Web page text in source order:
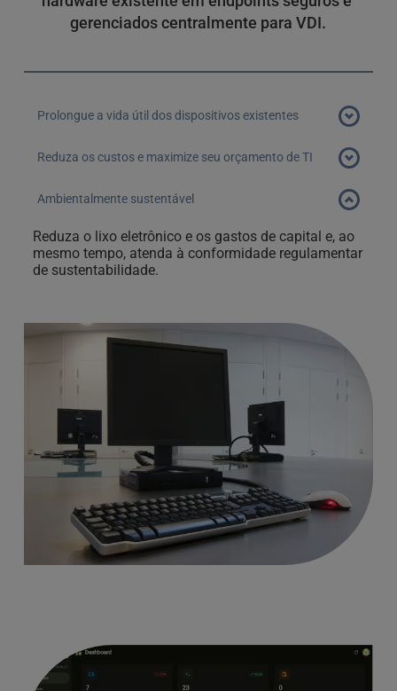
gerenciados centralmente para VDI.
Prolongue a vida útil dos dispositivos existentes
Instale o ResoluteOS em dispositivos com apenas 2 GB
anos mais produtivos como clientes de endpoint de alto
Reduza os custos e maximize seu orçamento de TI
Adapte a infraestrutura de hardware existente e
economize recursos de capital valiosos que podem
ser usados em outros projetos. A baixa pegada de
recursos do ResoluteOS também reduz o uso geral
de energia.
Ambientalmente sustentável
Reduza o lixo eletrônico e os gastos de capital e, ao
mesmo tempo, atenda à conformidade regulamentar
de sustentabilidade.